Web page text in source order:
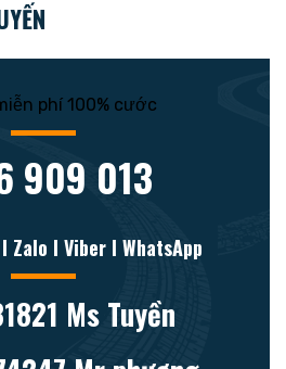
phí 100% cước
909 013
Zalo l Viber l WhatsApp
Ms Tuyền